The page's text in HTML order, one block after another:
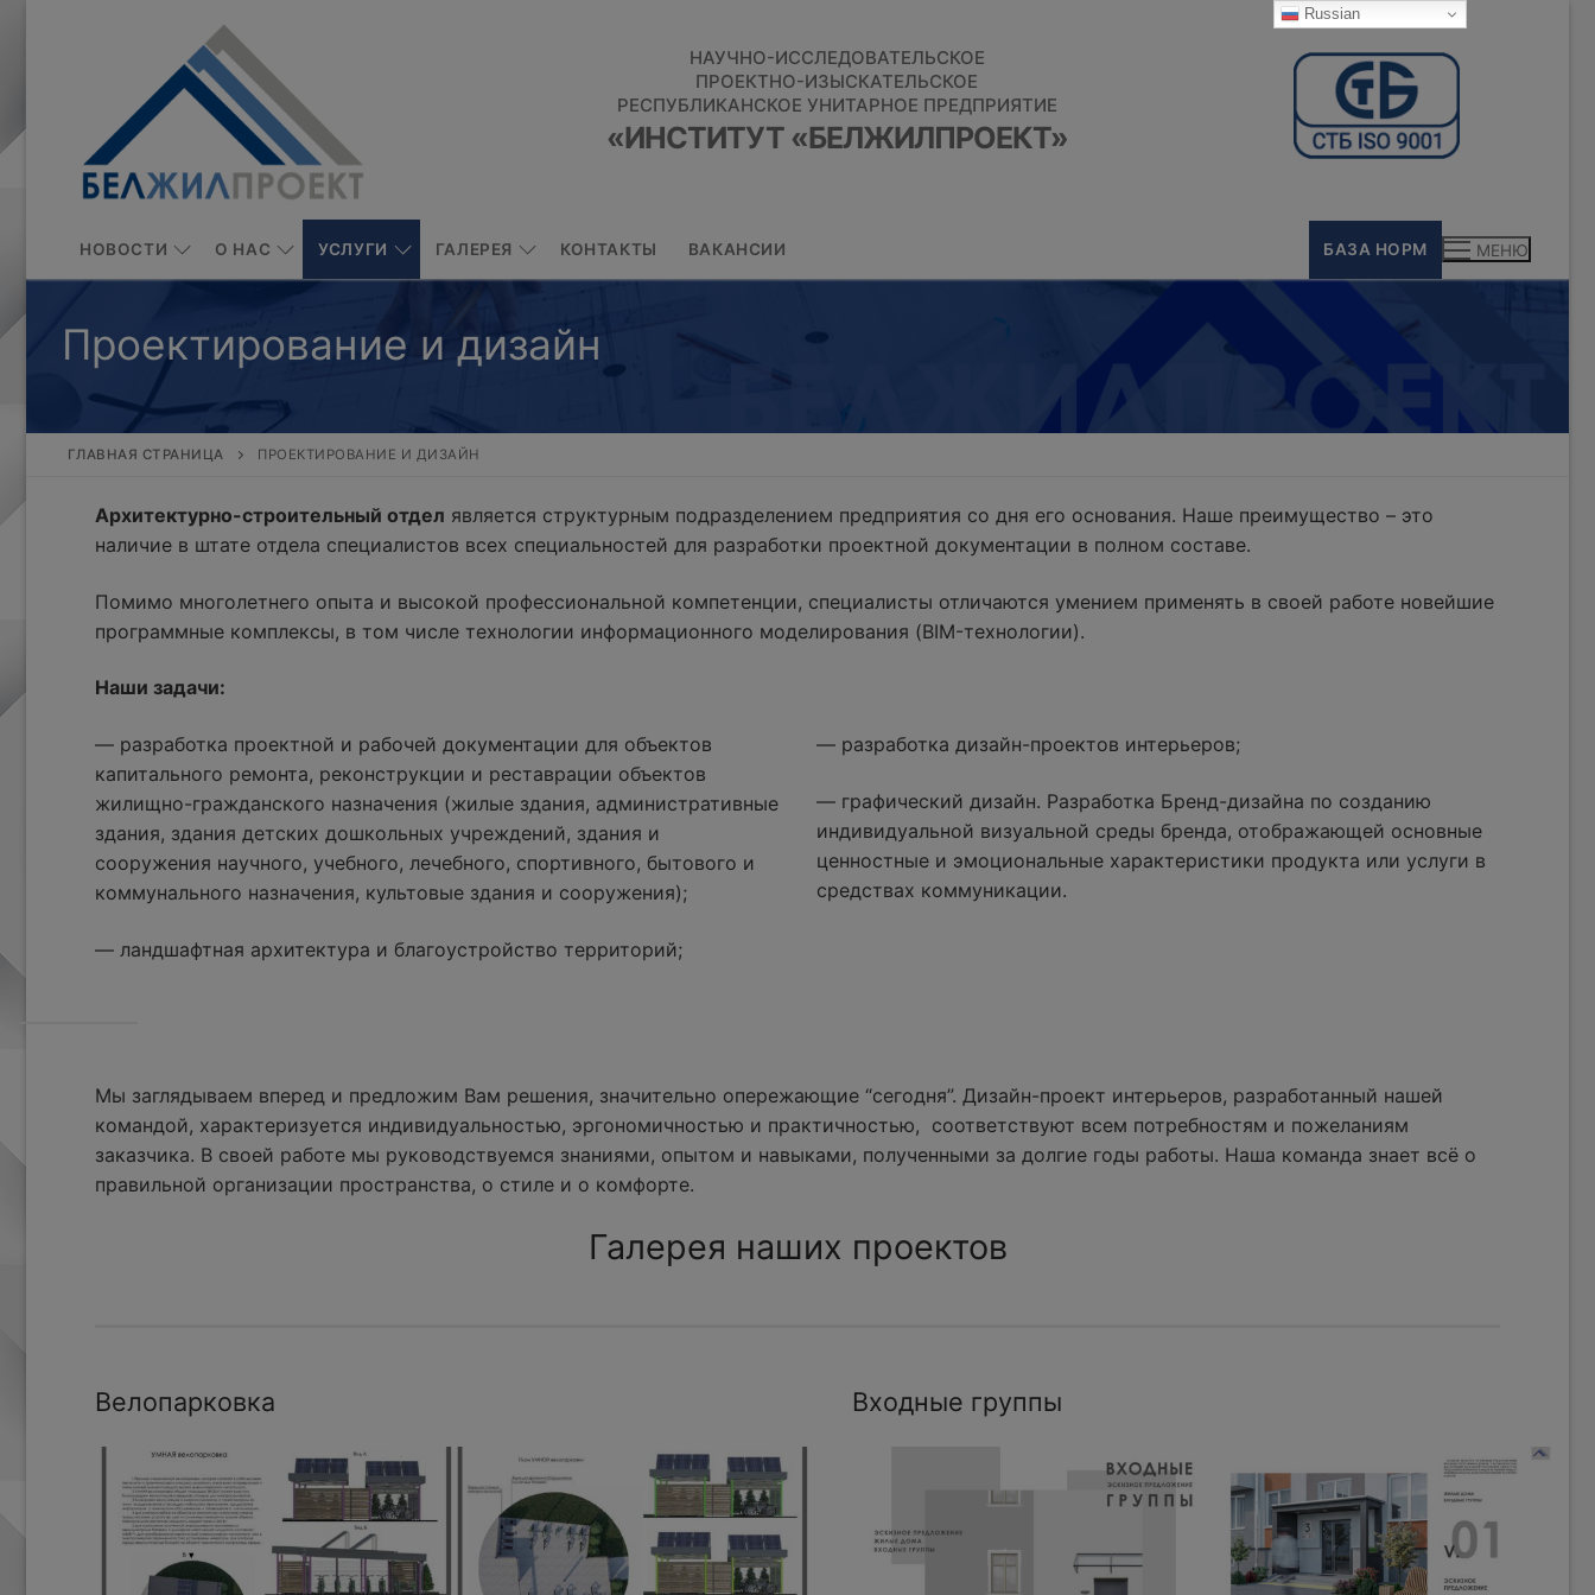
НАУЧНО-ИССЛЕДОВАТЕЛЬСКОЕ
ПРОЕКТНО-ИЗЫСКАТЕЛЬСКОЕ
РЕСПУБЛИКАНСКОЕ УНИТАРНОЕ ПРЕДПРИЯТИЕ
«ИНСТИТУТ «БЕЛЖИЛПРОЕКТ»
НОВОСТИ О НАС УСЛУГИ ГАЛЕРЕЯ КОНТАКТЫ ВАКАНСИИ БАЗА НОРМ МЕНЮ
Проектирование и дизайн
ГЛАВНАЯ СТРАНИЦА ПРОЕКТИРОВАНИЕ И ДИЗАЙН
Архитектурно-строительный отдел является структурным подразделением предприятия со дня его основания. Наше преимущество – это
наличие в штате отдела специалистов всех специальностей для разработки проектной документации в полном составе.
Помимо многолетнего опыта и высокой профессиональной компетенции, специалисты отличаются умением применять в своей работе новейшие
программные комплексы, в том числе технологии информационного моделирования (BIM-технологии).
Наши задачи:
— разработка проектной и рабочей документации для объектов
капитального ремонта, реконструкции и реставрации объектов
жилищно-гражданского назначения (жилые здания, административные
здания, здания детских дошкольных учреждений, здания и
сооружения научного, учебного, лечебного, спортивного, бытового и
коммунального назначения, культовые здания и сооружения);
— ландшафтная архитектура и благоустройство территорий;
— разработка дизайн-проектов интерьеров;
— графический дизайн. Разработка Бренд-дизайна по созданию
индивидуальной визуальной среды бренда, отображающей основные
ценностные и эмоциональные характеристики продукта или услуги в
средствах коммуникации.
Мы заглядываем вперед и предложим Вам решения, значительно опережающие “сегодня”. Дизайн-проект интерьеров, разработанный нашей
командой, характеризуется индивидуальностью, эргономичностью и практичностью, соответствуют всем потребностям и пожеланиям
заказчика. В своей работе мы руководствуемся знаниями, опытом и навыками, полученными за долгие годы работы. Наша команда знает всё о
правильной организации пространства, о стиле и о комфорте.
Галерея наших проектов
Велопарковка Входные группы
Russian